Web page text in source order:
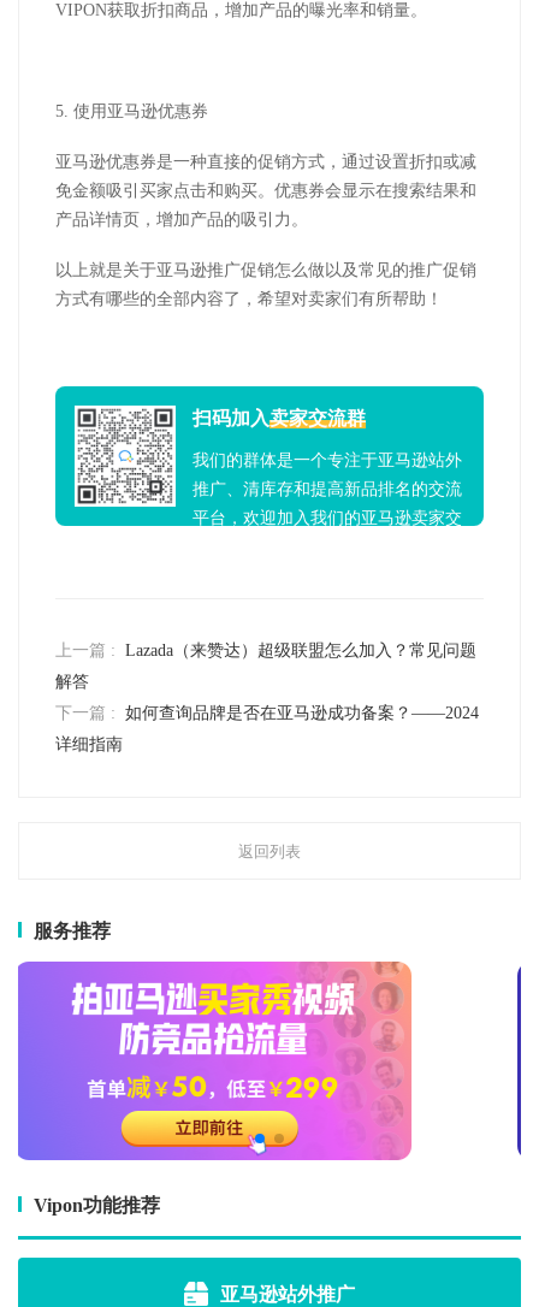
VIPON获取折扣商品，增加产品的曝光率和销量。
5. 使用亚马逊优惠券
亚马逊优惠券是一种直接的促销方式，通过设置折扣或减
免金额吸引买家点击和购买。优惠券会显示在搜索结果和
产品详情页，增加产品的吸引力。
以上就是关于亚马逊推广促销怎么做以及常见的推广促销
方式有哪些的全部内容了，希望对卖家们有所帮助！
扫码加入卖家交流群
我们的群体是一个专注于亚马逊站外
推广、清库存和提高新品排名的交流
平台，欢迎加入我们的亚马逊卖家交
上一篇 : Lazada（来赞达）超级联盟怎么加入？常见问题
解答
下一篇 : 如何查询品牌是否在亚马逊成功备案？——2024
详细指南
返回列表
服务推荐
Vipon功能推荐
亚马逊站外推广